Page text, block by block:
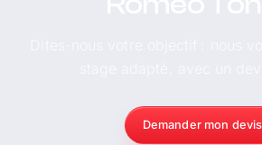
Demander mon devis